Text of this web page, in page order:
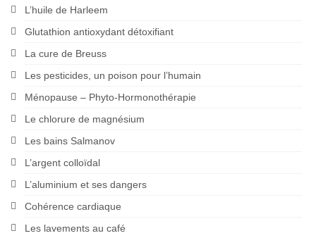
L’huile de Harleem
Glutathion antioxydant détoxifiant
La cure de Breuss
Les pesticides, un poison pour l’humain
Ménopause – Phyto-Hormonothérapie
Le chlorure de magnésium
Les bains Salmanov
L’argent colloïdal
L’aluminium et ses dangers
Cohérence cardiaque
Les lavements au café